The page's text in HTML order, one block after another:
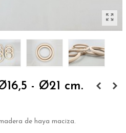
- Ø21 cm.
de haya maciza.